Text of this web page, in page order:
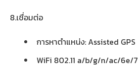
8.เชื่อมต่อ
การหาตำแหน่ง: Assisted GPS
WiFi 802.11 a/b/g/n/ac/6e/7